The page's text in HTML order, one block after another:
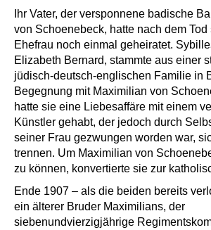
Ihr Vater, der versponnene badische
von Schoenebeck, hatte nach dem Tod
Ehefrau noch einmal geheiratet.
Elizabeth Bernard, stammte aus einer
jüdisch-deutsch-englischen Familie in
Begegnung mit Maximilian von
hatte sie eine Liebesaffäre mit einem
Künstler gehabt, der jedoch durch
seiner Frau gezwungen worden war,
trennen. Um Maximilian von
zu können, konvertierte sie zur
Ende 1907 – als die beiden bereits
ein älterer Bruder Maximilians, der
siebenundvierzigjährige